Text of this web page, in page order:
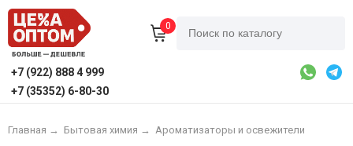
0
+7 (922) 888 4 999
+7 (35352) 6-80-30
Главная → Бытовая химия → Ароматизаторы и освежители